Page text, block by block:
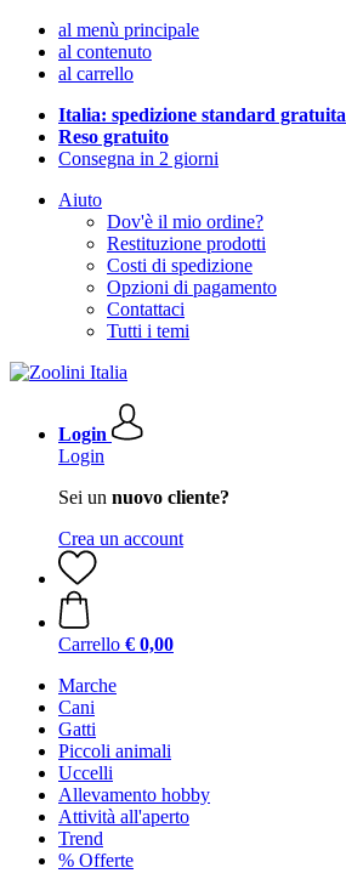
al menù principale
al contenuto
al carrello
Italia: spedizione standard gratuita
Reso gratuito
Consegna in 2 giorni
Aiuto
Dov'è il mio ordine?
Restituzione prodotti
Costi di spedizione
Opzioni di pagamento
Contattaci
Tutti i temi
Login
Login
Sei un nuovo cliente?
Crea un account
Carrello € 0,00
Marche
Cani
Gatti
Piccoli animali
Uccelli
Allevamento hobby
Attività all'aperto
Trend
% Offerte